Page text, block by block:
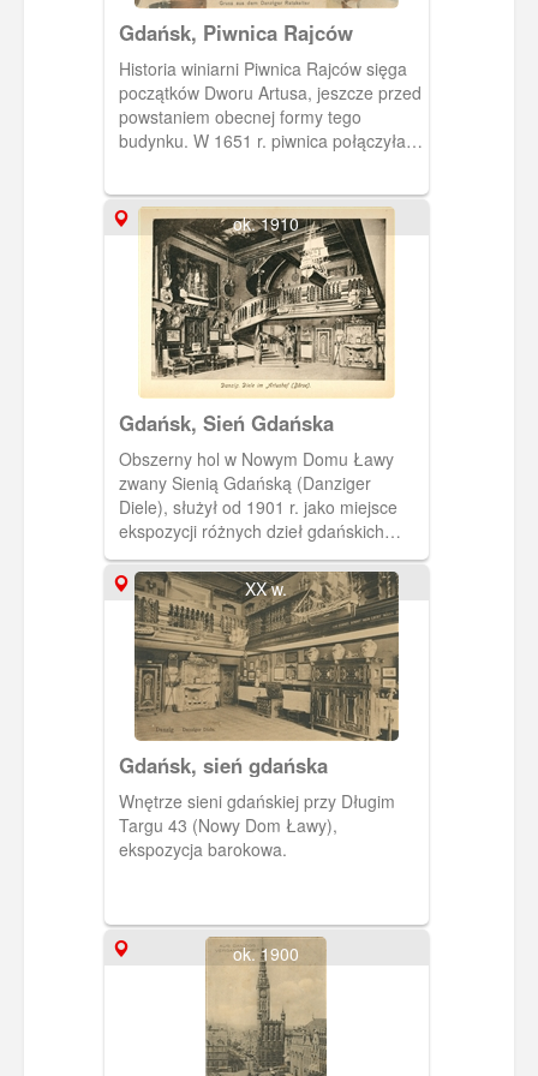
Gdańsk, Piwnica Rajców
Historia winiarni Piwnica Rajców sięga
początków Dworu Artusa, jeszcze przed
powstaniem obecnej formy tego
budynku. W 1651 r. piwnica połączyła
Dworu Artusa.
ok. 1910
Gdańsk, Sień Gdańska
Obszerny hol w Nowym Domu Ławy
zwany Sienią Gdańską (Danziger
Diele), służył od 1901 r. jako miejsce
ekspozycji różnych dzieł gdańskich
rzemieślników, w sporej części
pochodzących z kolekcji Lessera
Giełdzińskiego. Fotografia pochodzi z
albumu "Danzig und Umgebung in
Bildern".
XX w.
Gdańsk, sień gdańska
Wnętrze sieni gdańskiej przy Długim
Targu 43 (Nowy Dom Ławy),
ekspozycja barokowa.
ok. 1900